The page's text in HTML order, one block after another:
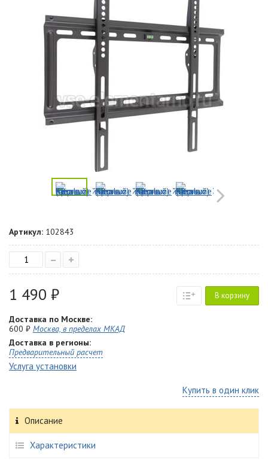
Артикул: 102843
– +
1 490 ₽ В корзину
Доставка по Москве:
600 ₽ Москва, в пределах МКАД
Доставка в регионы:
Предварительный расчет
Услуга установки
Купить в один клик
Описание
Характеристики